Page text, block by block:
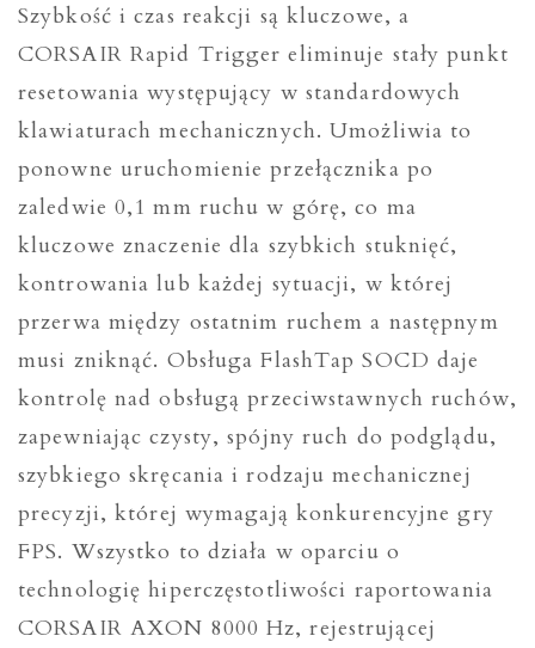
Szybkość i czas reakcji są kluczowe, a
CORSAIR Rapid Trigger eliminuje stały punkt
resetowania występujący w standardowych
klawiaturach mechanicznych. Umożliwia to
ponowne uruchomienie przełącznika po
zaledwie 0,1 mm ruchu w górę, co ma
kluczowe znaczenie dla szybkich stuknięć,
kontrowania lub każdej sytuacji, w której
przerwa między ostatnim ruchem a następnym
musi zniknąć. Obsługa FlashTap SOCD daje
kontrolę nad obsługą przeciwstawnych ruchów,
zapewniając czysty, spójny ruch do podglądu,
szybkiego skręcania i rodzaju mechanicznej
precyzji, której wymagają konkurencyjne gry
FPS. Wszystko to działa w oparciu o
technologię hiperczęstotliwości raportowania
CORSAIR AXON 8000 Hz, rejestrującej